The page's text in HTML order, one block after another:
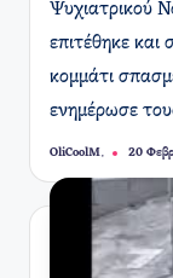
Ψυχιατρικού
επιτέθηκε
κομμάτι
ενημέρωσε
Συγγραφέας:
OliCoolM. 20